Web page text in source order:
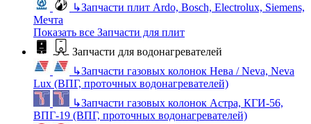
↳Запчасти плит Ardo, Bosch, Electrolux, Siemens,
Мечта
Показать все Запчасти для плит
Запчасти для водонагревателей
↳Запчасти газовых колонок Нева / Neva, Neva
Lux (ВПГ, проточных водонагревателей)
↳Запчасти газовых колонок Астра, КГИ-56,
ВПГ-19 (ВПГ, проточных водонагревателей)